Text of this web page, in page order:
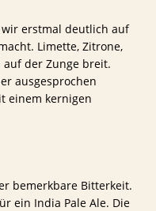
erstmal deutlich auf
Limette, Zitrone,
der Zunge breit.
ausgesprochen
einem kernigen
bemerkbare Bitterkeit.
ein India Pale Ale. Die